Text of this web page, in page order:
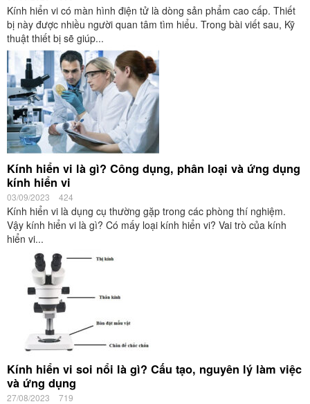
Kính hiển vi có màn hình điện tử là dòng sản phẩm cao cấp. Thiết
bị này được nhiều người quan tâm tìm hiểu. Trong bài viết sau, Kỹ
thuật thiết bị sẽ giúp...
Kính hiển vi là gì? Công dụng, phân loại và ứng dụng
kính hiển vi
03/09/2023 424
Kính hiển vi là dụng cụ thường gặp trong các phòng thí nghiệm.
Vậy kính hiển vi là gì? Có mấy loại kính hiển vi? Vai trò của kính
hiển vi...
Kính hiển vi soi nổi là gì? Cấu tạo, nguyên lý làm việc
và ứng dụng
27/08/2023 719